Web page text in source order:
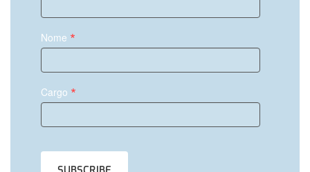
Nome *
Cargo *